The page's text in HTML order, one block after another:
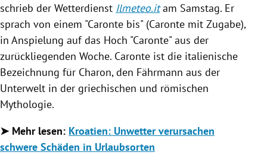
schrieb der Wetterdienst Ilmeteo.itam Samstag. Er
sprach von einem "Caronte bis" (Caronte mit Zugabe),
in Anspielung auf das Hoch "Caronte" aus der
zurückliegenden Woche. Caronte ist die italienische
Bezeichnung für Charon, den Fährmann aus der
Unterwelt in der griechischen und römischen
Mythologie.
➤ Mehr lesen: Kroatien: Unwetter verursachen
schwere Schäden in Urlaubsorten